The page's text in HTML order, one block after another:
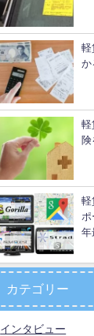
軽
か
軽
険
軽
ポ
年
カテゴリー
インタビュー